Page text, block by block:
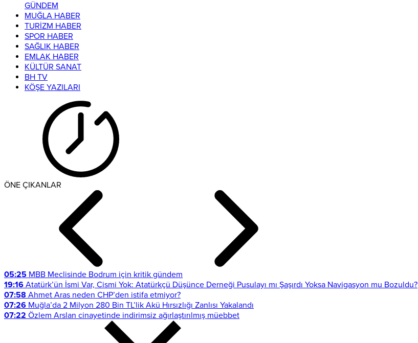
GÜNDEM
MUĞLA HABER
TURİZM HABER
SPOR HABER
SAĞLIK HABER
EMLAK HABER
KÜLTÜR SANAT
BH TV
KÖŞE YAZILARI
ÖNE ÇIKANLAR
05:25 MBB Meclisinde Bodrum için kritik gündem
19:16 Atatürk’ün İsmi Var, Cismi Yok: Atatürkçü Düşünce Derneği Pusulayı mı Şaşırdı Yoksa Navigasyon mu Bozuldu?
07:58 Ahmet Aras neden CHP’den istifa etmiyor?
07:26 Muğla’da 2 Milyon 280 Bin TL’lik Akü Hırsızlığı Zanlısı Yakalandı
07:22 Özlem Arslan cinayetinde indirimsiz ağırlaştırılmış müebbet